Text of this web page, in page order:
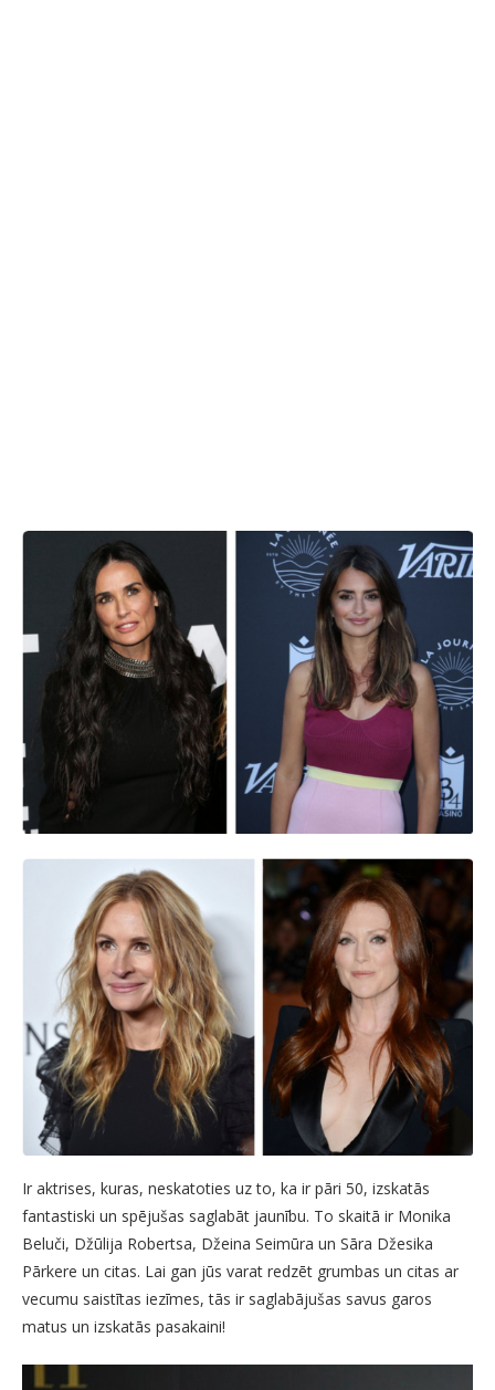
Ir aktrises, kuras, neskatoties uz to, ka ir pāri 50, izskatās
fantastiski un spējušas saglabāt jaunību. To skaitā ir Monika
Beluči, Džūlija Robertsa, Džeina Seimūra un Sāra Džesika
Pārkere un citas. Lai gan jūs varat redzēt grumbas un citas ar
vecumu saistītas iezīmes, tās ir saglabājušas savus garos
matus un izskatās pasakaini!